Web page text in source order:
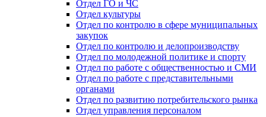
Отдел ГО и ЧС
Отдел культуры
Отдел по контролю в сфере муниципальных
закупок
Отдел по контролю и делопроизводству
Отдел по молодежной политике и спорту
Отдел по работе с общественностью и СМИ
Отдел по работе с представительными
органами
Отдел по развитию потребительского рынка
Отдел управления персоналом